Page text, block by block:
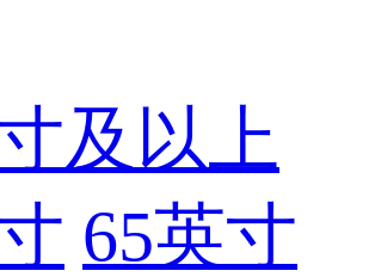
及以上
65英寸